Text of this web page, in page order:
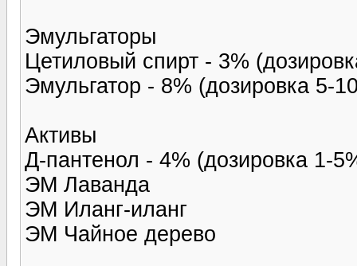
Эмульгаторы
Цетиловый спирт - 3%
Эмульгатор - 8% (дозировка 5-
Активы
Д-пантенол - 4% (дозировка 1-
ЭМ Лаванда
ЭМ Иланг-иланг
ЭМ Чайное дерево